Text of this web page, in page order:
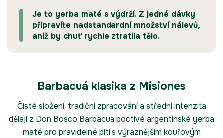
Je to yerba maté s výdrží. Z jedné dávky
připravíte nadstandardní množství nálevů,
aniž by chuť rychle ztratila tělo.
Barbacuá klasika z Misiones
Čisté složení, tradiční zpracování a střední intenzita
dělají z Don Bosco Barbacua poctivé argentinské yerba
maté pro pravidelné pití s výraznějším kouřovým